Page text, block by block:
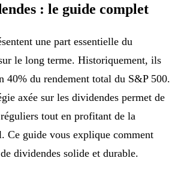
: le guide complet
une part essentielle du
le long terme. Historiquement, ils
40% du rendement total du S&P 500.
axée sur les dividendes permet de
tout en profitant de la
Ce guide vous explique comment
dividendes solide et durable.